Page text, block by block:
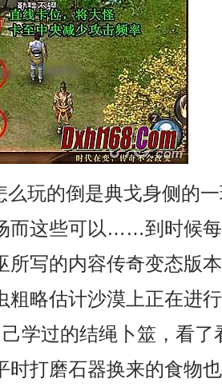
玩的倒是典戈身侧的
而这些可以……到时候
所写的内容传奇变态版
粗略估计沙漠上正在进
学过的结绳卜筮，看了
时打磨石器换来的食物